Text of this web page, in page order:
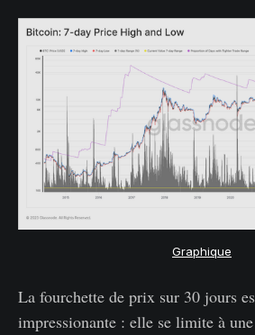
Graphique
La fourchette de prix sur 30 jours
impressionante : elle se limite à